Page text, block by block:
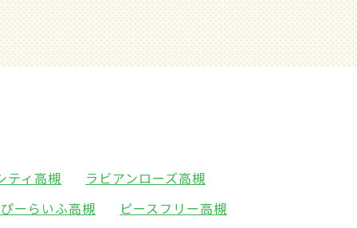
ティ高槻
ラビアンローズ高槻
ーらいふ高槻
ピースフリー高槻